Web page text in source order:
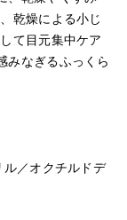
乾燥による小じ
て目元集中ケア
みなぎるふっくら
／オクチルドデ